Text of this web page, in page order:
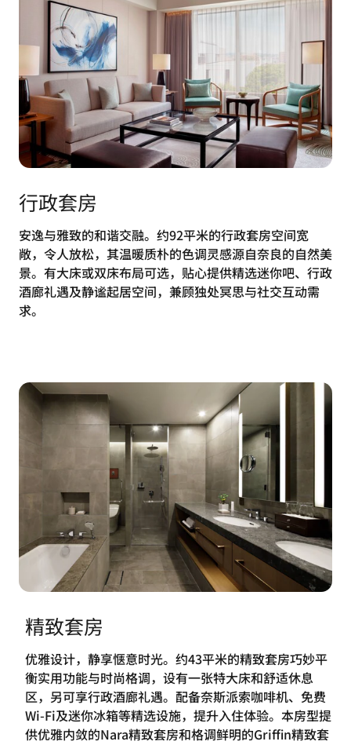
行政套房
安逸与雅致的和谐交融。约92平米的行政套房空间宽
敞，令人放松，其温暖质朴的色调灵感源自奈良的自然美
景。有大床或双床布局可选，贴心提供精选迷你吧、行政
酒廊礼遇及静谧起居空间，兼顾独处冥思与社交互动需
求。
精致套房
优雅设计，静享惬意时光。约43平米的精致套房巧妙平
衡实用功能与时尚格调，设有一张特大床和舒适休息
区，另可享行政酒廊礼遇。配备奈斯派索咖啡机、免费
Wi-Fi及迷你冰箱等精选设施，提升入住体验。本房型提
供优雅内敛的Nara精致套房和格调鲜明的Griffin精致套